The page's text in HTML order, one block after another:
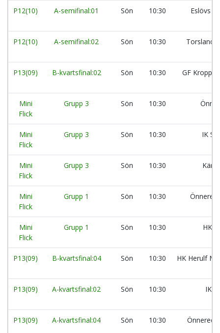
P12(10) A-semifinal:01 Sön 10:30 Eslövs
P12(10) A-semifinal:02 Sön 10:30
P13(09) B-kvartsfinal:02 Sön 10:30 GF
Mini
Flick
Grupp 3 Sön 10:30
Mini
Flick
Grupp 3 Sön 10:30 IK
Mini
Flick
Grupp 3 Sön 10:30
Mini
Flick
Grupp 1 Sön 10:30
Mini
Flick
Grupp 1 Sön 10:30 HK
P13(09) B-kvartsfinal:04 Sön 10:30 HK Herulf
P13(09) A-kvartsfinal:02 Sön 10:30 IK
P13(09) A-kvartsfinal:04 Sön 10:30